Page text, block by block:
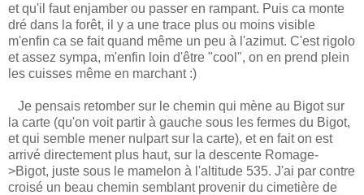
et qu'il faut enjamber ou passer en rampant. Puis ca monte
dré dans la forêt, il y a une trace plus ou moins visible
m'enfin ca se fait quand même un peu à l'azimut. C'est rigolo
et assez sympa, m'enfin loin d'être "cool", on en prend plein
les cuisses même en marchant :)
Je pensais retomber sur le chemin qui mène au Bigot sur
la carte (qu'on voit partir à gauche sous les fermes du Bigot,
et qui semble mener nulpart sur la carte), et en fait on est
arrivé directement plus haut, sur la descente Romage-
>Bigot, juste sous le mamelon à l'altitude 535. J'ai par contre
croisé un beau chemin semblant provenir du cimetière de